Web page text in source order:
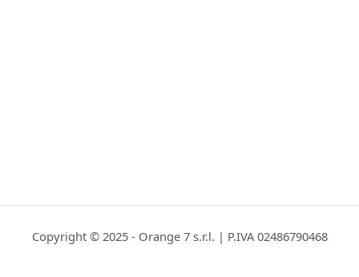
Copyright © 2025 - Orange 7 s.r.l. | P.IVA 02486790468